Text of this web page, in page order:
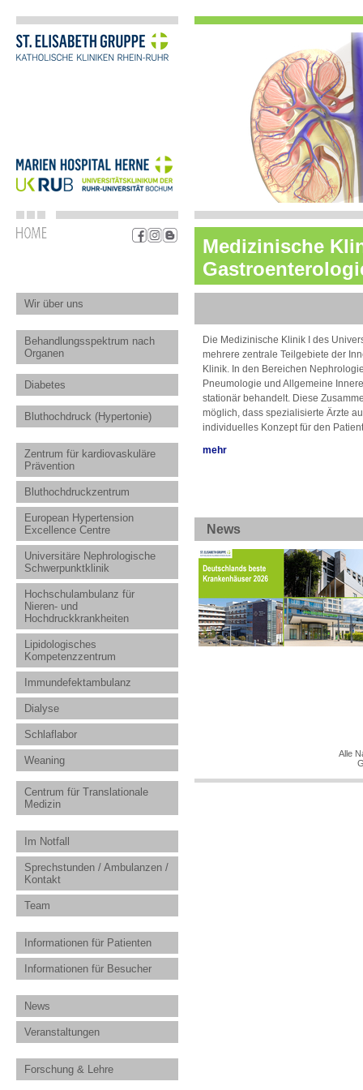
Medizinische
Wir über uns
Behandlungsspektrum nach
Organen
Diabetes
Bluthochdruck (Hypertonie)
Zentrum für kardiovaskuläre
Prävention
Bluthochdruckzentrum
European Hypertension
Excellence Centre
Universitäre Nephrologische
Schwerpunktklinik
Hochschulambulanz für
Nieren- und
Hochdruckkrankheiten
Lipidologisches
Kompetenzzentrum
Immundefektambulanz
Dialyse
Schlaflabor
Weaning
Centrum für Translationale
Medizin
Im Notfall
Sprechstunden / Ambulanzen /
Kontakt
Team
Informationen für Patienten
Informationen für Besucher
News
Veranstaltungen
Forschung & Lehre
Die Medizinische Klinik I des
mehrere zentrale Teilgebiete der
Klinik. In den Bereichen
Pneumologie und Allgemeine
stationär behandelt. Diese
möglich, dass spezialisierte Ärzte
individuelles Konzept für den
mehr
News
Alle